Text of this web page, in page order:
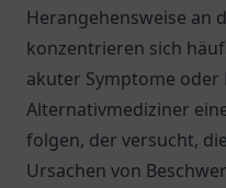
Herangehensweise an
konzentrieren sich
akuter Symptome
Alternativmediziner
folgen, der versucht,
Ursachen von